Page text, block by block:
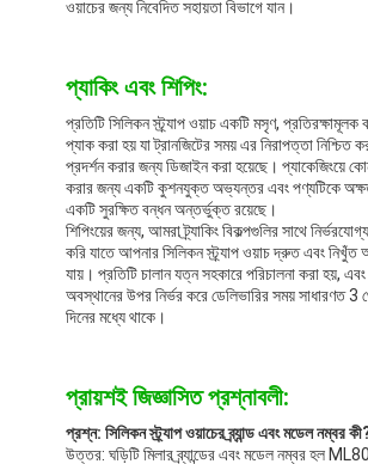
ওয়াচের জন্য নিবেদিত সহায়তা বিভাগে যান।
প্যাকিং এবং শিপিং:
প্রতিটি সিলিকন স্ট্র্যাপ ওয়াচ একটি মসৃণ, প্রতিরক্ষামূলক
প্যাক করা হয় যা ট্রানজিটের সময় এর নিরাপত্তা নিশ্চিত
প্রদর্শন করার জন্য ডিজাইন করা হয়েছে। প্যাকেজিংয়ে
করার জন্য একটি কুশনযুক্ত অভ্যন্তর এবং পণ্যটিকে
একটি সুরক্ষিত বন্ধন অন্তর্ভুক্ত রয়েছে।
শিপিংয়ের জন্য, আমরা ট্র্যাকিং বিকল্পগুলির সাথে
করি যাতে আপনার সিলিকন স্ট্র্যাপ ওয়াচ দ্রুত এবং নিখুঁত
যায়। প্রতিটি চালান যত্ন সহকারে পরিচালনা করা হয়,
অবস্থানের উপর নির্ভর করে ডেলিভারির সময় সাধারণত 3
দিনের মধ্যে থাকে।
প্রায়শই জিজ্ঞাসিত প্রশ্নাবলী:
প্রশ্ন: সিলিকন স্ট্র্যাপ ওয়াচের ব্র্যান্ড এবং মডেল নম্বর
উত্তর: ঘড়িটি মিলার ব্র্যান্ডের এবং মডেল নম্বর হল